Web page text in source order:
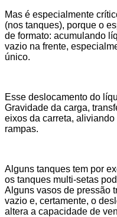
Mas é especialmente
(nos tanques), porque o
de formato: acumulando
vazio na frente,
único.
Esse deslocamento do
Gravidade da carga,
eixos da carreta,
rampas.
Alguns tanques tem por
os tanques multi-setas
Alguns vasos de pressão
vazio e, certamente, o
altera a capacidade de